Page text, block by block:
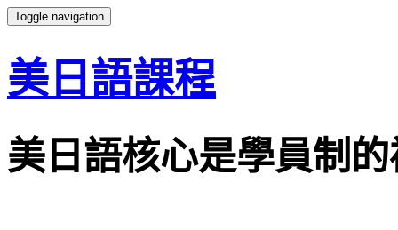
Toggle navigation
美日語課程
美日語核心是學員制